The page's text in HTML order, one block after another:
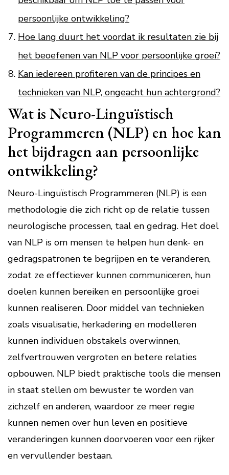
persoonlijke ontwikkeling?
Hoe lang duurt het voordat ik resultaten zie bij
het beoefenen van NLP voor persoonlijke groei?
Kan iedereen profiteren van de principes en
technieken van NLP, ongeacht hun achtergrond?
Wat is Neuro-Linguïstisch
Programmeren (NLP) en hoe kan
het bijdragen aan persoonlijke
ontwikkeling?
Neuro-Linguïstisch Programmeren (NLP) is een
methodologie die zich richt op de relatie tussen
neurologische processen, taal en gedrag. Het doel
van NLP is om mensen te helpen hun denk- en
gedragspatronen te begrijpen en te veranderen,
zodat ze effectiever kunnen communiceren, hun
doelen kunnen bereiken en persoonlijke groei
kunnen realiseren. Door middel van technieken
zoals visualisatie, herkadering en modelleren
kunnen individuen obstakels overwinnen,
zelfvertrouwen vergroten en betere relaties
opbouwen. NLP biedt praktische tools die mensen
in staat stellen om bewuster te worden van
zichzelf en anderen, waardoor ze meer regie
kunnen nemen over hun leven en positieve
veranderingen kunnen doorvoeren voor een rijker
en vervullender bestaan.